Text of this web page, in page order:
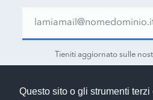
Questo sito o gli strumenti terzi
Tieniti aggiornato sulle